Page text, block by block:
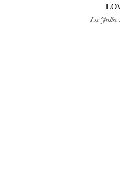
La Jolla